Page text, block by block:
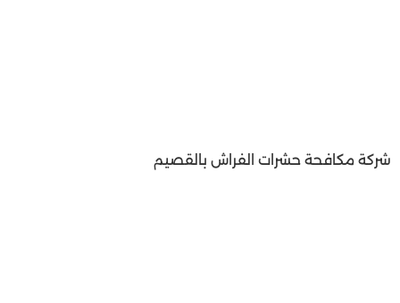
شركة مكافحة حشرات الفراش بالقصيم